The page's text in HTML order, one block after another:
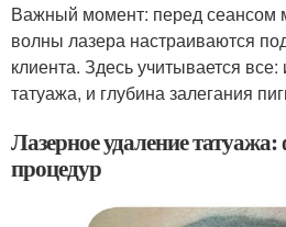
Важный момент: перед сеансом
волны лазера настраиваются
клиента. Здесь учитывается
татуажа, и глубина залегания
Лазерное удаление татуажа:
процедур